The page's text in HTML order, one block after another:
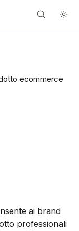
ecommerce
ai brand
professionali